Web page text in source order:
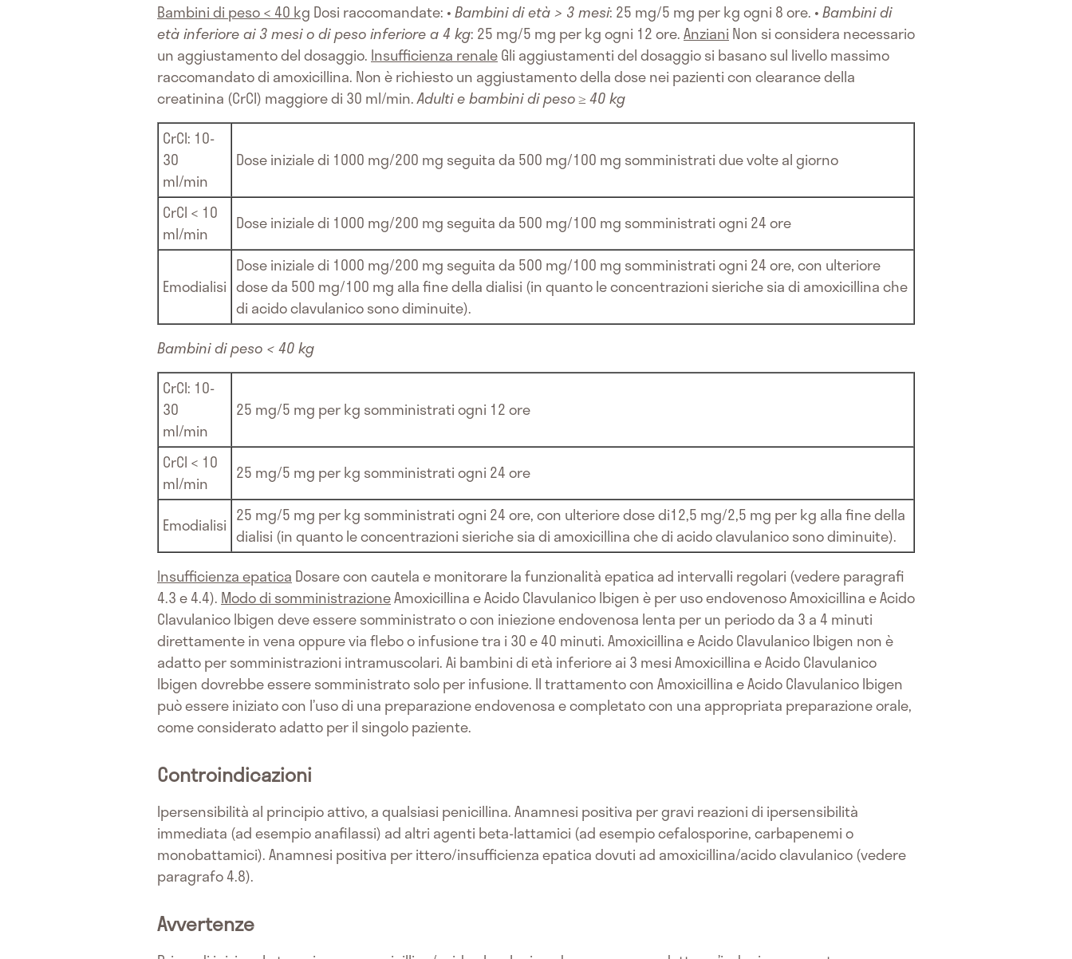
Bambini di peso < 40 kg Dosi raccomandate: •Bambini di età > 3 mesi: 25 mg/5 mg per kg ogni 8 ore. •Bambini di
età inferiore ai 3 mesi o di peso inferiore a 4 kg: 25 mg/5 mg per kg ogni 12 ore.Anziani Non si considera necessario
un aggiustamento del dosaggio. Insufficienza renaleGli aggiustamenti del dosaggio si basano sul livello massimo
raccomandato di amoxicillina. Non è richiesto un aggiustamento della dose nei pazienti con clearance della
creatinina (CrCl) maggiore di 30 ml/min.Adulti e bambini di peso≥40 kg
CrCl: 10-
30
ml/min
Dose iniziale di 1000 mg/200 mg seguita da 500 mg/100 mg somministrati due volte al giorno
CrCl < 10
ml/min
Dose iniziale di 1000 mg/200 mg seguita da 500 mg/100 mg somministrati ogni 24 ore
Emodialisi
Dose iniziale di 1000 mg/200 mg seguita da 500 mg/100 mg somministrati ogni 24 ore, con ulteriore
dose da 500 mg/100 mg alla fine della dialisi (in quanto le concentrazioni sieriche sia di amoxicillina che
di acido clavulanico sono diminuite).
Bambini di peso < 40 kg
CrCl: 10-
30
ml/min
25 mg/5 mg per kg somministrati ogni 12 ore
CrCl < 10
ml/min
25 mg/5 mg per kg somministrati ogni 24 ore
Emodialisi 25 mg/5 mg per kg somministrati ogni 24 ore, con ulteriore dose di12,5 mg/2,5 mg per kg alla fine della
dialisi (in quanto le concentrazioni sieriche sia di amoxicillina che di acido clavulanico sono diminuite).
Insufficienza epatica Dosare con cautela e monitorare la funzionalità epatica ad intervalli regolari (vedere paragrafi
4.3 e 4.4). Modo di somministrazioneAmoxicillina e Acido Clavulanico Ibigen è per uso endovenoso Amoxicillina e Acido
Clavulanico Ibigen deve essere somministrato o con iniezione endovenosa lenta per un periodo da 3 a 4 minuti
direttamente in vena oppure via flebo o infusione tra i 30 e 40 minuti. Amoxicillina e Acido Clavulanico Ibigen non è
adatto per somministrazioni intramuscolari. Ai bambini di età inferiore ai 3 mesi Amoxicillina e Acido Clavulanico
Ibigen dovrebbe essere somministrato solo per infusione. Il trattamento con Amoxicillina e Acido Clavulanico Ibigen
può essere iniziato con l’uso di una preparazione endovenosa e completato con una appropriata preparazione orale,
come considerato adatto per il singolo paziente.
Controindicazioni
Ipersensibilità al principio attivo, a qualsiasi penicillina. Anamnesi positiva per gravi reazioni di ipersensibilità
immediata (ad esempio anafilassi) ad altri agenti beta-lattamici (ad esempio cefalosporine, carbapenemi o
monobattamici). Anamnesi positiva per ittero/insufficienza epatica dovuti ad amoxicillina/acido clavulanico (vedere
paragrafo 4.8).
Avvertenze